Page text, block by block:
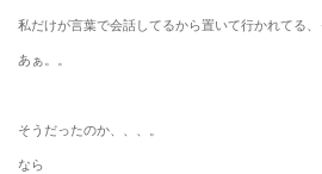
私だけが言葉で会話してるから置いて行かれてる、
あぁ。。
そうだったのか、、、。
なら